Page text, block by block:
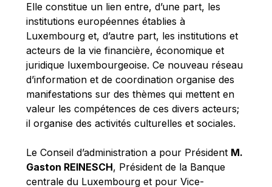
Michael Sohlman
Michel Goedert
Mireille Delmas-Marty
Nobuo Tanaka
Otmar Issing
Paolo Mengozzi
Paschal Donohoe
Pat Cox
Patrizia Nanz
Elle constitue un lien entre, d’une part, les
institutions européennes établies à
Luxembourg et, d’autre part, les institutions et
acteurs de la vie financière, économique et
juridique luxembourgeoise. Ce nouveau réseau
d’information et de coordination organise des
manifestations sur des thèmes qui mettent en
valeur les compétences de ces divers acteurs;
il organise des activités culturelles et sociales.
Le Conseil d’administration a pour Président M.
Gaston REINESCH, Président de la Banque
centrale du Luxembourg et pour Vice-